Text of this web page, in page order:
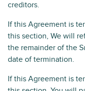
creditors.
If this Agreement is
this section, We will
the remainder of the
date of termination.
If this Agreement is